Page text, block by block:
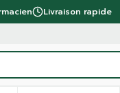
Livraison rapide